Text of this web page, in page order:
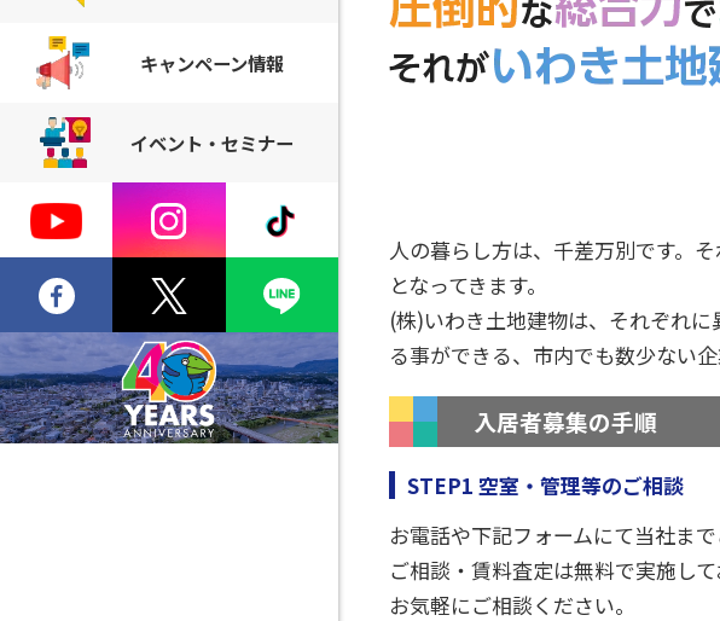
キャンペーン情報
イベント・セミナー
人の暮らし方は、千差万別です。
となってきます。
(株)いわき土地建物は、それぞれ
る事ができる、市内でも数少ない企
入居者募集の手順
STEP1 空室・管理等のご相談
お電話や下記フォームにて当社まで
ご相談・賃料査定は無料で実施して
お気軽にご相談ください。